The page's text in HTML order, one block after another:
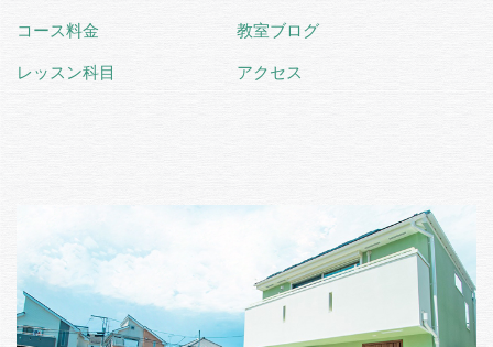
コース料金
レッスン科目
教室ブログ
アクセス